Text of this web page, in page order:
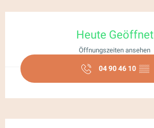
Heute Geöffnet
Öffnungszeiten ansehen
04 90 46 10 ▒▒